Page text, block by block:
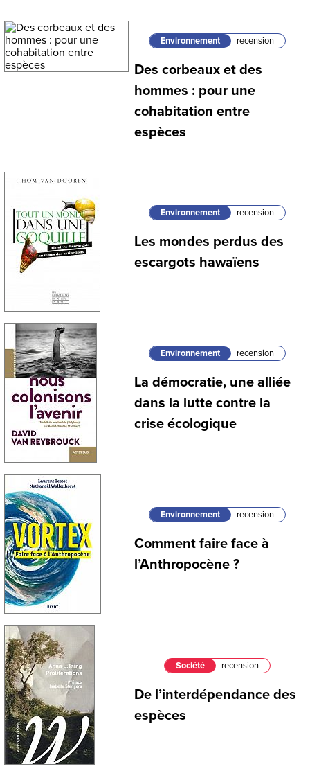
Environnement recension
Des corbeaux et des
hommes : pour une
cohabitation entre
espèces
Environnement recension
Les mondes perdus des
escargots hawaïens
Environnement recension
La démocratie, une alliée
dans la lutte contre la
crise écologique
Environnement recension
Comment faire face à
l’Anthropocène ?
Société recension
De l’interdépendance des
espèces